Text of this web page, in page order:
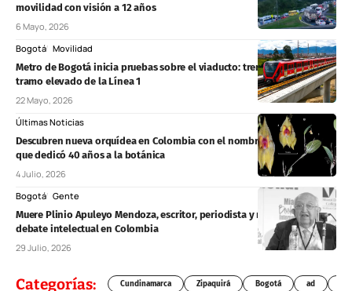
movilidad con visión a 12 años
6 Mayo, 2026
Bogotá Movilidad
Metro de Bogotá inicia pruebas sobre el viaducto: trenes ya recorren
tramo elevado de la Línea 1
22 Mayo, 2026
Últimas Noticias
Descubren nueva orquídea en Colombia con el nombre de un profesor
que dedicó 40 años a la botánica
4 Julio, 2026
Bogotá Gente
Muere Plinio Apuleyo Mendoza, escritor, periodista y referente del
debate intelectual en Colombia
29 Julio, 2026
Categorías: Cundinamarca Zipaquirá Bogotá ad